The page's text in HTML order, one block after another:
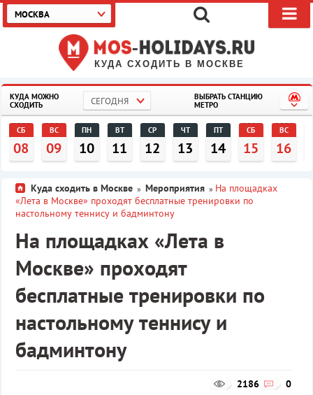
КУДА СХОДИТЬ В МОСКВЕ
МОСКВА
КУДА МОЖНО
СХОДИТЬ
СЕГОДНЯ
ВЫБРАТЬ СТАНЦИЮ
МЕТРО
СБ
08
ВС
09
ПН
10
ВТ
11
СР
12
ЧТ
13
ПТ
14
СБ
15
ВС
16
Куда сходить в Москве » Мероприятия » На площадках
«Лета в Москве» проходят бесплатные тренировки по
настольному теннису и бадминтону
На площадках «Лета в
Москве» проходят
бесплатные тренировки по
настольному теннису и
бадминтону
0
2186